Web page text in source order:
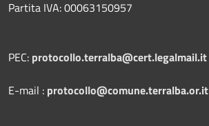
Partita IVA: 00063150957
PEC: protocollo.terralba@cert.legalmail.it
E-mail : protocollo@comune.terralba.or.it